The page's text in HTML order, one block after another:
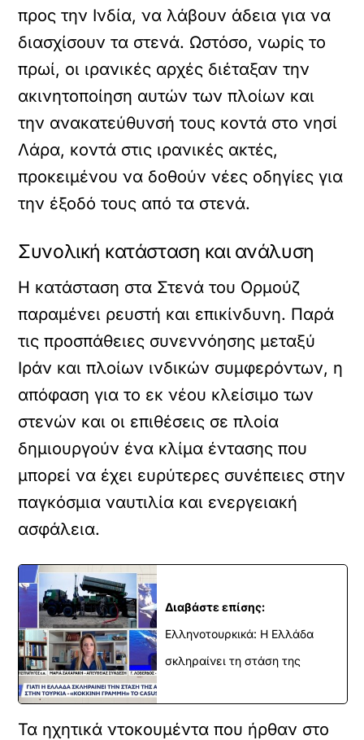
προς την Ινδία, να λάβουν άδεια για να
διασχίσουν τα στενά. Ωστόσο, νωρίς το
πρωί, οι ιρανικές αρχές διέταξαν την
ακινητοποίηση αυτών των πλοίων και
την ανακατεύθυνσή τους κοντά στο νησί
Λάρα, κοντά στις ιρανικές ακτές,
προκειμένου να δοθούν νέες οδηγίες για
την έξοδό τους από τα στενά.
Συνολική κατάσταση και ανάλυση
Η κατάσταση στα Στενά του Ορμούζ
παραμένει ρευστή και επικίνδυνη. Παρά
τις προσπάθειες συνεννόησης μεταξύ
Ιράν και πλοίων ινδικών συμφερόντων, η
απόφαση για το εκ νέου κλείσιμο των
στενών και οι επιθέσεις σε πλοία
δημιουργούν ένα κλίμα έντασης που
μπορεί να έχει ευρύτερες συνέπειες στην
παγκόσμια ναυτιλία και ενεργειακή
ασφάλεια.
Διαβάστε επίσης:
Ελληνοτουρκικά: Η Ελλάδα
σκληραίνει τη στάση της
Τα ηχητικά ντοκουμέντα που ήρθαν στο